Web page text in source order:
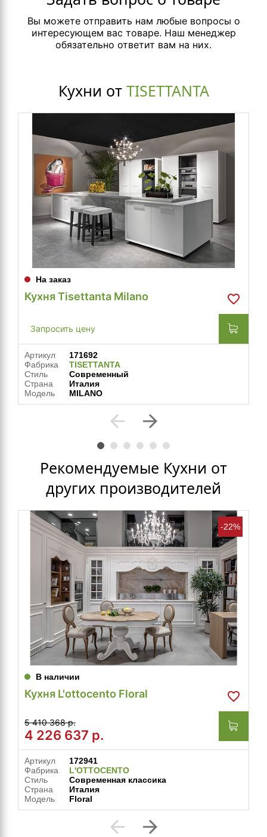
Вы можете отправить нам любые вопросы о
интересующем вас товаре. Наш менеджер
обязательно ответит вам на них.
Кухни от TISETTANTA
На заказ
Кухня Tisettanta Milano
Запросить цену
Артикул
171692
Фабрика
TISETTANTA
Стиль
Современный
Страна
Италия
Модель
MILANO
arrow_back arrow_forward
Рекомендуемые Кухни от
других производителей
-22%
В наличии
Кухня L'ottocento Floral
5 410 368 р.
4 226 637 р.
Артикул
172941
Фабрика
L'OTTOCENTO
Стиль
Современная классика
Страна
Италия
Модель
Floral
arrow_back arrow_forward